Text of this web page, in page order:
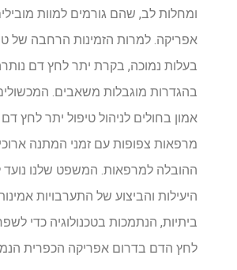
ומחלות לב, שהם גורמים למוות
אפריקה. למרות הזמינות הרחבה של
בעלות נמוכה, בקרת יתר לחץ דם
בהגדרות מוגבלות משאבים.
אמון בחולים לניהול טיפול יתר לחץ
מרפאות צפופות עם זמני המתנה
ההובלה למרפאות. המשפט שלנו
היעילות והביצוע של התערבויות
ביתיות, הנתמכות בטכנולוגיה כדי
לחץ הדם בדרום אפריקה הכפרית